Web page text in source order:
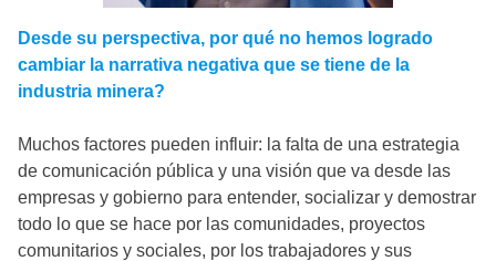
Desde su perspectiva, por qué no hemos logrado
cambiar la narrativa negativa que se tiene de la
industria minera?
Muchos factores pueden influir: la falta de una estrategia
de comunicación pública y una visión que va desde las
empresas y gobierno para entender, socializar y demostrar
todo lo que se hace por las comunidades, proyectos
comunitarios y sociales, por los trabajadores y sus